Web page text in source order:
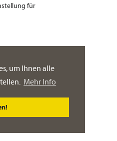
um Ihnen alle
Mehr Info
für